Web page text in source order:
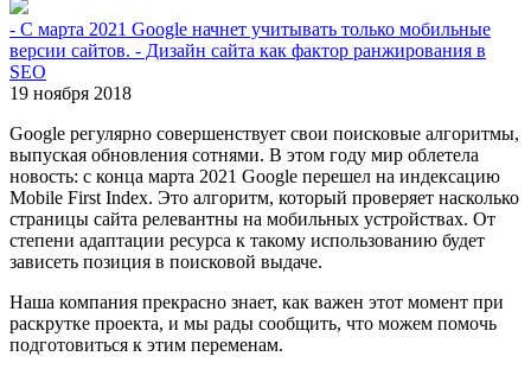
- С марта 2021 Google начнет учитывать только мобильные
версии сайтов. - Дизайн сайта как фактор ранжирования в
SEO
19 ноября 2018
Google регулярно совершенствует свои поисковые алгоритмы,
выпуская обновления сотнями. В этом году мир облетела
новость: с конца марта 2021 Google перешел на индексацию
Mobile First Index. Это алгоритм, который проверяет насколько
страницы сайта релевантны на мобильных устройствах. От
степени адаптации ресурса к такому использованию будет
зависеть позиция в поисковой выдаче.
Наша компания прекрасно знает, как важен этот момент при
раскрутке проекта, и мы рады сообщить, что можем помочь
подготовиться к этим переменам.